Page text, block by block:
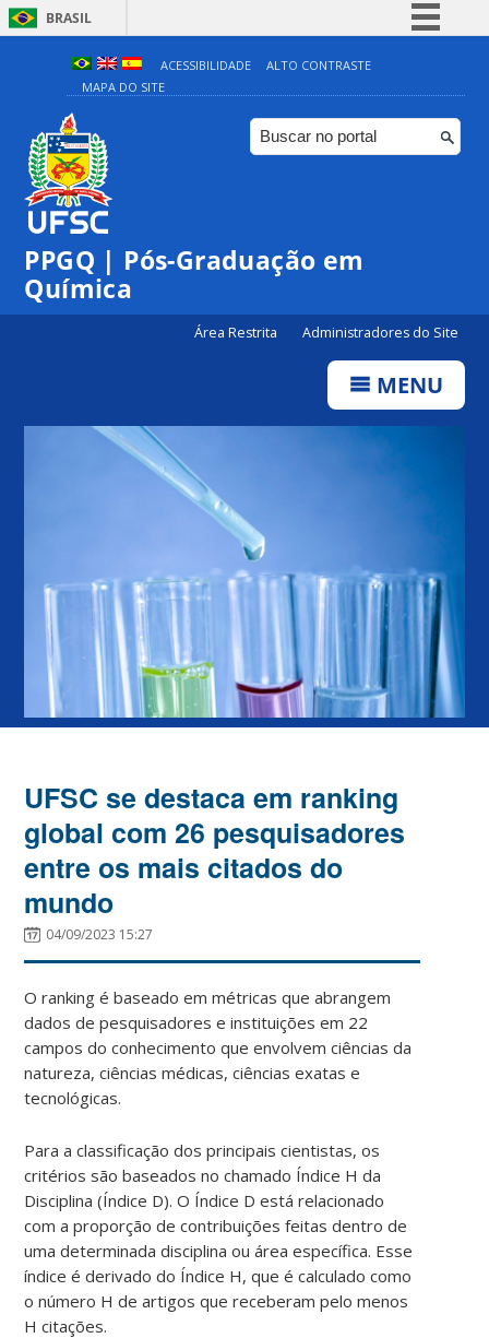
BRASIL
Simplifique!
Comunica BR
Participe
ACESSIBILIDADE
ALTO CONTRASTE
MAPA DO SITE
PPGQ | Pós-Graduação em
Química
Área Restrita Administradores do Site
MENU
UFSC se destaca em ranking
global com 26 pesquisadores
entre os mais citados do
mundo
04/09/2023 15:27
O ranking é baseado em métricas que abrangem
dados de pesquisadores e instituições em 22
campos do conhecimento que envolvem ciências da
natureza, ciências médicas, ciências exatas e
tecnológicas.
Para a classificação dos principais cientistas, os
critérios são baseados no chamado Índice H da
Disciplina (Índice D). O Índice D está relacionado
com a proporção de contribuições feitas dentro de
uma determinada disciplina ou área específica. Esse
índice é derivado do Índice H, que é calculado como
o número H de artigos que receberam pelo menos
H citações.